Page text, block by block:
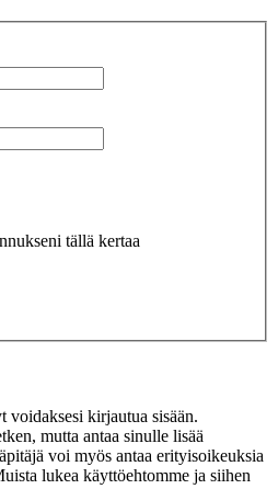
tällä kertaa
voidaksesi kirjautua sisään.
mutta antaa sinulle lisää
voi myös antaa erityisoikeuksia
lukea käyttöehtomme ja siihen